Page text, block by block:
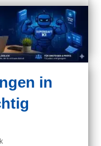
in